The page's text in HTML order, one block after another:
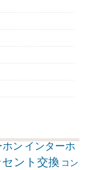
ホン インターホ
セント交換 コン